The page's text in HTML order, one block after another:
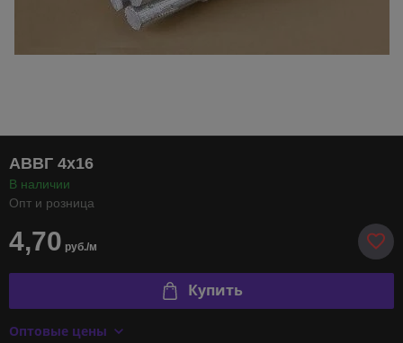
АВВГ 4х16
В наличии
Опт и розница
4,70 руб./м
Купить
Оптовые цены